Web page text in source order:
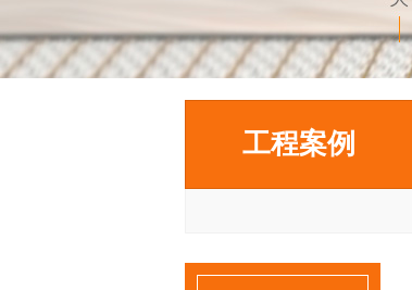
工程案例